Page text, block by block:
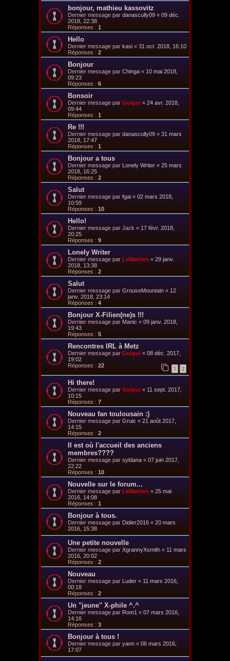
bonjour, mathieu kassovitz
Dernier message par danascully09 « 09 déc.
2018, 22:38
Réponses : 1
Hello
Dernier message par kasi « 31 oct. 2018, 16:10
Réponses : 2
Bonjour
Dernier message par Chinga « 10 mai 2018,
09:23
Réponses : 6
Bonsoir
Dernier message par Guigui « 24 avr. 2018,
09:44
Réponses : 1
Re !!!
Dernier message par danascully09 « 31 mars
2018, 17:47
Réponses : 1
Bonjour a tous
Dernier message par Lonely Writer « 25 mars
2018, 16:25
Réponses : 2
Salut
Dernier message par fgai « 02 mars 2018,
10:59
Réponses : 10
Hello!
Dernier message par Jack « 17 févr. 2018,
20:25
Réponses : 9
Lonely Writer
Dernier message par LeMartien « 29 janv.
2018, 13:38
Réponses : 2
Salut
Dernier message par GrouseMountain « 12
janv. 2018, 23:14
Réponses : 4
Bonjour X-Filien(ne)s !!!
Dernier message par Manic « 09 janv. 2018,
19:43
Réponses : 5
Rencontres IRL à Metz
Dernier message par Guigui « 08 déc. 2017,
19:02
Réponses : 22 1 2
Hi there!
Dernier message par Guigui « 11 sept. 2017,
10:15
Réponses : 7
Nouveau fan toulousain :)
Dernier message par Gruic « 21 août 2017,
14:15
Réponses : 2
Il est où l'accueil des anciens
membres????
Dernier message par syldana « 07 juin 2017,
22:22
Réponses : 10
Nouvelle sur le forum...
Dernier message par LeMartien « 25 mai
2016, 14:08
Réponses : 1
Bonjour à tous.
Dernier message par Didier2016 « 20 mars
2016, 15:38
Une petite nouvelle
Dernier message par XgrannyXsmith « 11 mars
2016, 20:02
Réponses : 2
Nouveau
Dernier message par Luder « 11 mars 2016,
00:18
Réponses : 2
Un "jeune" X-phile ^.^
Dernier message par Rom1 « 07 mars 2016,
14:16
Réponses : 3
Bonjour à tous !
Dernier message par yann « 06 mars 2016,
17:07